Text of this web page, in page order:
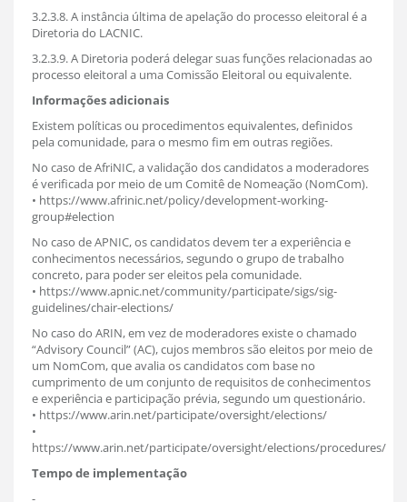
3.2.3.8. A instância última de apelação do processo eleitoral é a
Diretoria do LACNIC.
3.2.3.9. A Diretoria poderá delegar suas funções relacionadas ao
processo eleitoral a uma Comissão Eleitoral ou equivalente.
Informações adicionais
Existem políticas ou procedimentos equivalentes, definidos
pela comunidade, para o mesmo fim em outras regiões.
No caso de AfriNIC, a validação dos candidatos a moderadores
é verificada por meio de um Comitê de Nomeação (NomCom).
• https://www.afrinic.net/policy/development-working-
group#election
No caso de APNIC, os candidatos devem ter a experiência e
conhecimentos necessários, segundo o grupo de trabalho
concreto, para poder ser eleitos pela comunidade.
• https://www.apnic.net/community/participate/sigs/sig-
guidelines/chair-elections/
No caso do ARIN, em vez de moderadores existe o chamado
“Advisory Council” (AC), cujos membros são eleitos por meio de
um NomCom, que avalia os candidatos com base no
cumprimento de um conjunto de requisitos de conhecimentos
e experiência e participação prévia, segundo um questionário.
• https://www.arin.net/participate/oversight/elections/
•
https://www.arin.net/participate/oversight/elections/procedures/
Tempo de implementação
-